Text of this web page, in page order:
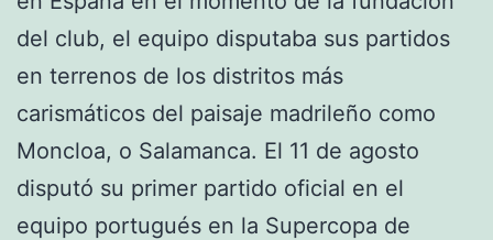
del club, el equipo disputaba sus partidos
en terrenos de los distritos más
carismáticos del paisaje madrileño como
Moncloa, o Salamanca. El 11 de agosto
disputó su primer partido oficial en el
equipo portugués en la Supercopa de